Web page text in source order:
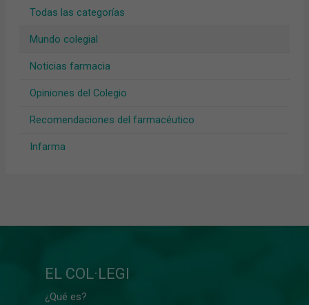
Todas las categorías
Mundo colegial
Noticias farmacia
Opiniones del Colegio
Recomendaciones del farmacéutico
Infarma
EL COL·LEGI
¿Qué es?